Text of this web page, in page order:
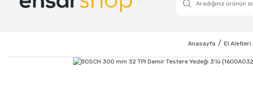
Anasayfa El Aletleri